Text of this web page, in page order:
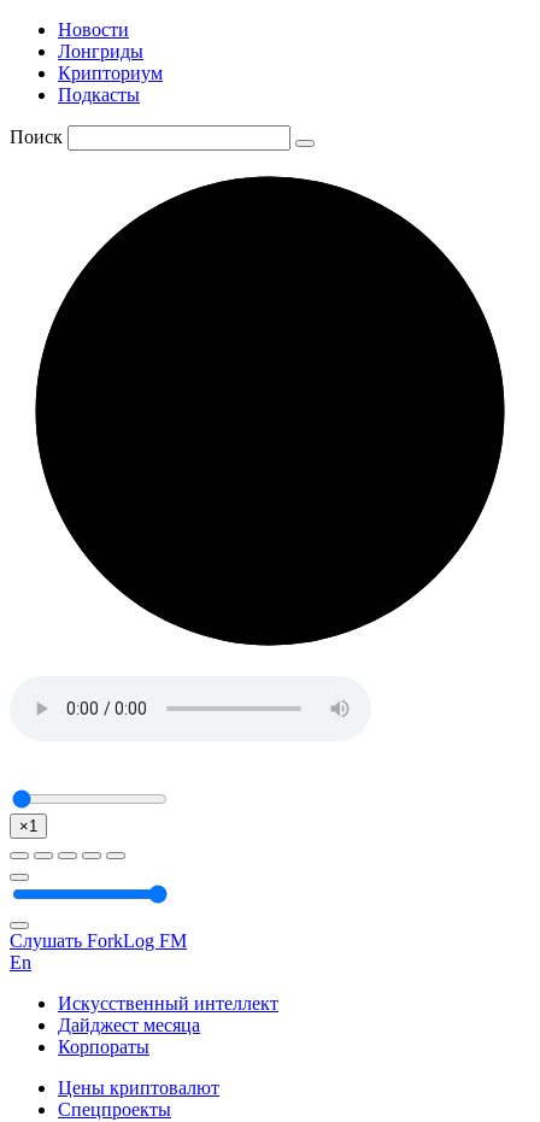
Новости
Лонгриды
Крипториум
Подкасты
Поиск
×1
Слушать ForkLog FM
En
Искусственный интеллект
Дайджест месяца
Корпораты
Цены криптовалют
Спецпроекты